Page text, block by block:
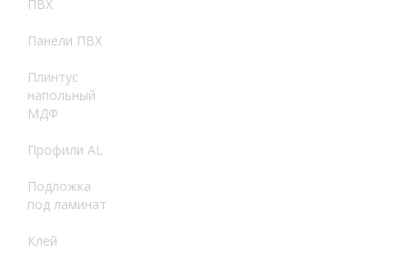
ПВХ
Панели ПВХ
Плинтус
напольный
МДФ
Профили AL
Подложка
под ламинат
Клей